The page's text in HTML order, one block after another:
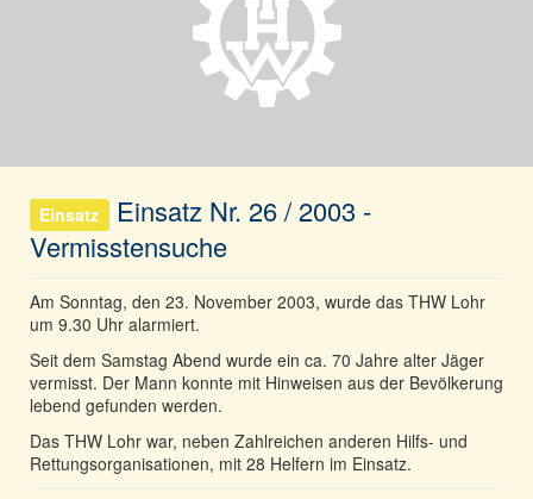
Einsatz
Einsatz Nr. 26 / 2003 -
Vermisstensuche
Am Sonntag, den 23. November 2003, wurde das THW Lohr
um 9.30 Uhr alarmiert.
Seit dem Samstag Abend wurde ein ca. 70 Jahre alter Jäger
vermisst. Der Mann konnte mit Hinweisen aus der Bevölkerung
lebend gefunden werden.
Das THW Lohr war, neben Zahlreichen anderen Hilfs- und
Rettungsorganisationen, mit 28 Helfern im Einsatz.